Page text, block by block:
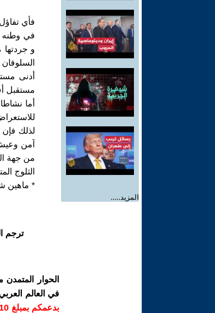
المزيد.....
فأي
في وطنه
و
أدنى
مستقبل
أما
لذلك فإن
آمن
من جهة
الثلوج
* ماهين
ترجم
الحوار
في العالم